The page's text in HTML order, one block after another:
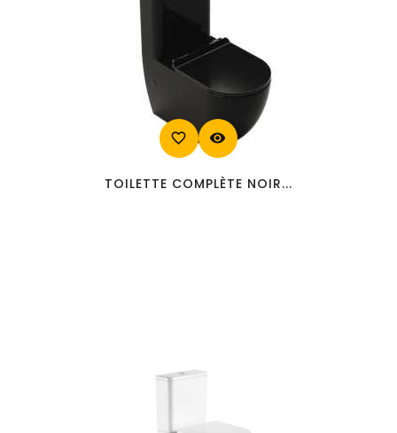
favorite_border visibility
TOILETTE COMPLÈTE NOIR...